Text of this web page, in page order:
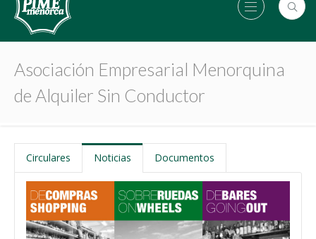
Asociación Empresarial Menorquina
de Alquiler Sin Conductor
Circulares Noticias Documentos